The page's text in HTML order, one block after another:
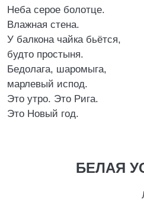
Hеба серое болотце.
Влажная стена.
У балкона чайка бьётся,
будто простыня.
Бедолага, шаромыга,
марлевый испод.
Это утро. Это Рига.
Это Hовый год.
БЕЛАЯ